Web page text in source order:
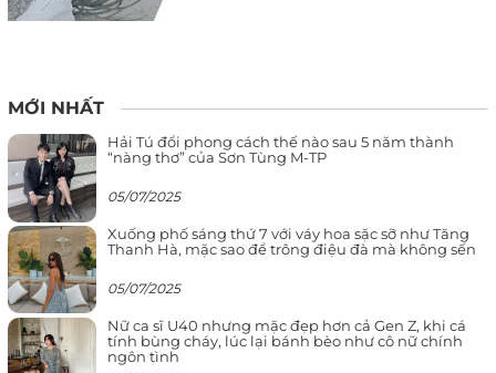
MỚI NHẤT
Hải Tú đổi phong cách thế nào sau 5 năm thành
“nàng thơ” của Sơn Tùng M-TP
05/07/2025
Xuống phố sáng thứ 7 với váy hoa sặc sỡ như Tăng
Thanh Hà, mặc sao để trông điệu đà mà không sến
05/07/2025
Nữ ca sĩ U40 nhưng mặc đẹp hơn cả Gen Z, khi cá
tính bùng cháy, lúc lại bánh bèo như cô nữ chính
ngôn tình